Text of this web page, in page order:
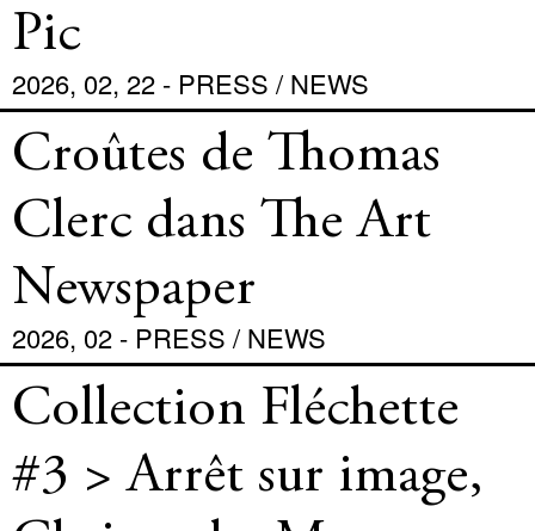
Pic
2026, 02, 22 - PRESS / NEWS
Croûtes de Thomas
Clerc dans The Art
Newspaper
2026, 02 - PRESS / NEWS
Collection Fléchette
#3 > Arrêt sur image,